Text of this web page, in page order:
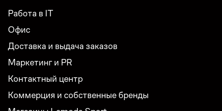
Работа в IT
Офис
Доставка и выдача заказов
Маркетинг и PR
Контактный центр
Коммерция и собственные бренды